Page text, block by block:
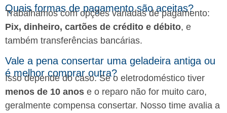
Quais formas de pagamento são aceitas?
Trabalhamos com opções variadas de pagamento:
Pix, dinheiro, cartões de crédito e débito, e
também transferências bancárias.
Vale a pena consertar uma geladeira antiga ou
é melhor comprar outra?
Isso depende do caso. Se o eletrodoméstico tiver
menos de 10 anos e o reparo não for muito caro,
geralmente compensa consertar. Nosso time avalia a